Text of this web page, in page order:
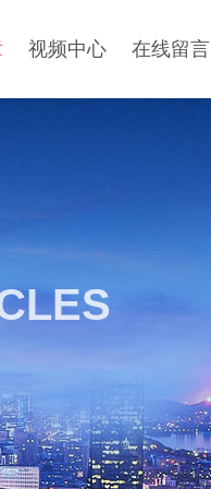
视频中心 在线留言